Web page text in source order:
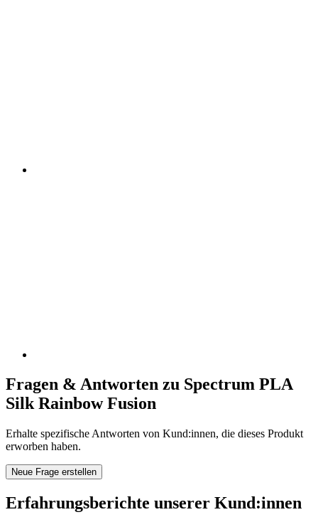
Fragen & Antworten zu Spectrum PLA
Silk Rainbow Fusion
Erhalte spezifische Antworten von Kund:innen, die dieses Produkt
erworben haben.
Neue Frage erstellen
Erfahrungsberichte unserer Kund:innen